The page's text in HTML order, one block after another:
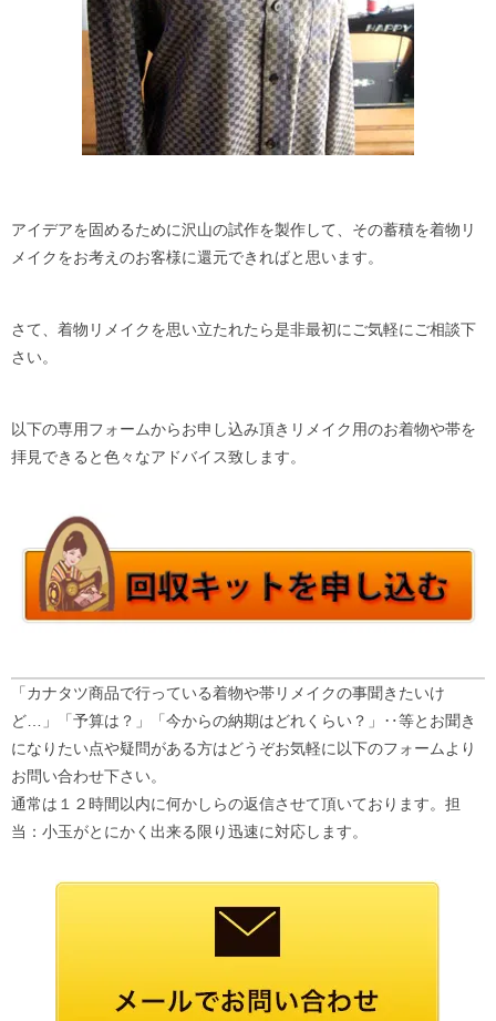
アイデアを固めるために沢山の試作を製作して、その蓄積を着物リ
メイクをお考えのお客様に還元できればと思います。
さて、着物リメイクを思い立たれたら是非最初にご気軽にご相談下
さい。
以下の専用フォームからお申し込み頂きリメイク用のお着物や帯を
拝見できると色々なアドバイス致します。
「カナタツ商品で行っている着物や帯リメイクの事聞きたいけ
ど…」「予算は？」「今からの納期はどれくらい？」‥等とお聞き
になりたい点や疑問がある方はどうぞお気軽に以下のフォームより
お問い合わせ下さい。
通常は１２時間以内に何かしらの返信させて頂いております。担
当：小玉がとにかく出来る限り迅速に対応します。